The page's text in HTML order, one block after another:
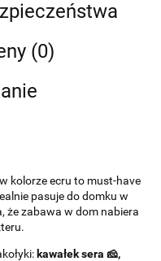
(0)
w kolorze ecru to must-have
pasuje do domku w
że zabawa w dom nabiera
kawałek sera 🧀,